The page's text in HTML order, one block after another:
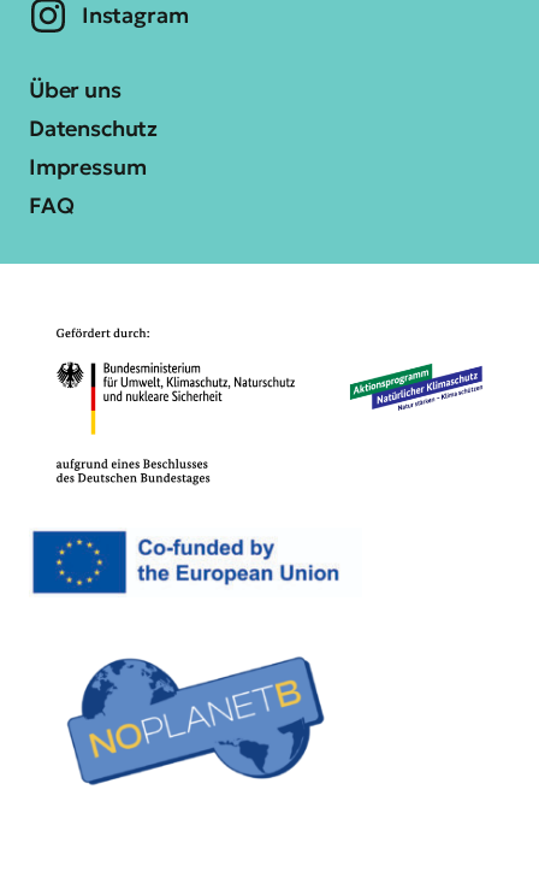
Instagram
Über uns
Datenschutz
Impressum
FAQ